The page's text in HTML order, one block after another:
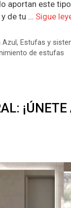
aportan este
de tu … Sigue
, Estufas y
de estufas